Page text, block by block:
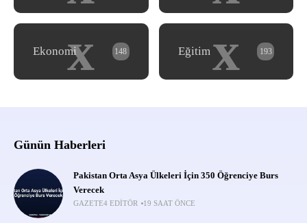
x
Ekonomi 148 x
Eğitim 193
Günün Haberleri
Pakistan Orta Asya Ülkeleri İçin 350 Öğrenciye Burs
Verecek
GAZETE4 EDITÖR 19 SAAT ÖNCE